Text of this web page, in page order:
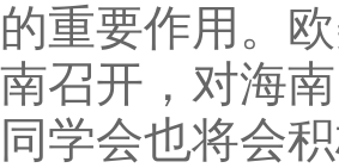
的重要作用。
南召开，对海
同学会也将会